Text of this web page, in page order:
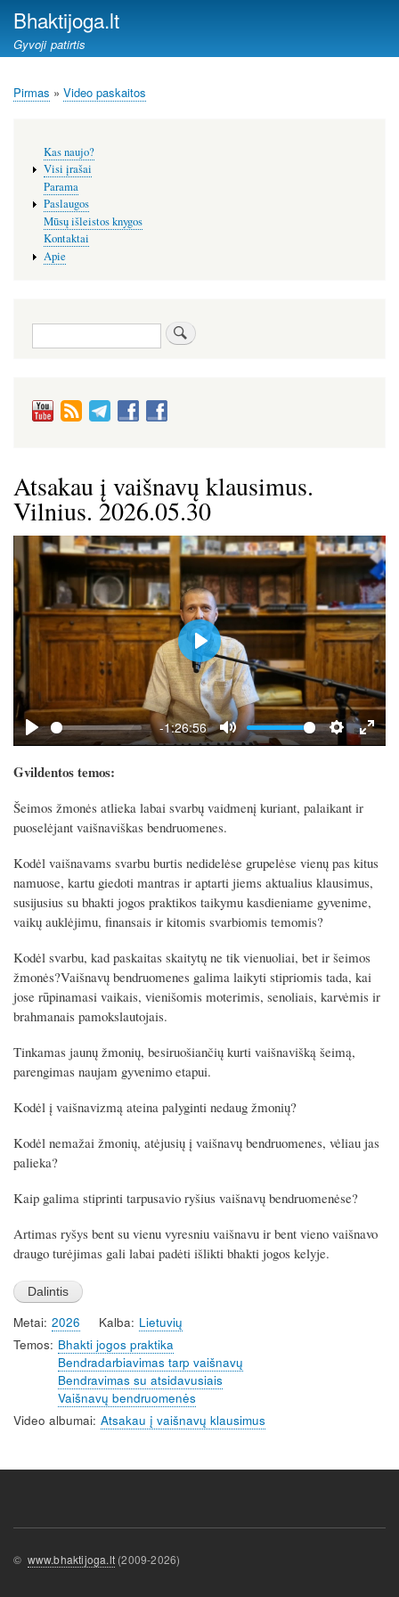
Bhaktijoga.lt
Gyvoji patirtis
Kelias
Pirmas Video paskaitos
Atsakau į vaišnavų klausimus.
Vilnius. 2026.05.30
P
l
y
-1:26:56
M
e
S
t
n
g
s
E
f
u
l
c
r
P
l
a
y
Gvildentos temos:
Šeimos žmonės atlieka labai svarbų vaidmenį kuriant, palaikant ir
puoselėjant vaišnaviškas bendruomenes.
Kodėl vaišnavams svarbu burtis nedidelėse grupelėse vienų pas kitus
namuose, kartu giedoti mantras ir aptarti jiems aktualius klausimus,
susijusius su bhakti jogos praktikos taikymu kasdieniame gyvenime,
vaikų auklėjimu, finansais ir kitomis svarbiomis temomis?
Kodėl svarbu, kad paskaitas skaitytų ne tik vienuoliai, bet ir šeimos
žmonės?Vaišnavų bendruomenes galima laikyti stipriomis tada, kai
jose rūpinamasi vaikais, vienišomis moterimis, senoliais, karvėmis ir
brahmanais pamokslautojais.
Tinkamas jaunų žmonių, besiruošiančių kurti vaišnavišką šeimą,
parengimas naujam gyvenimo etapui.
Kodėl į vaišnavizmą ateina palyginti nedaug žmonių?
Kodėl nemažai žmonių, atėjusių į vaišnavų bendruomenes, vėliau jas
palieka?
Kaip galima stiprinti tarpusavio ryšius vaišnavų bendruomenėse?
Artimas ryšys bent su vienu vyresniu vaišnavu ir bent vieno vaišnavo
draugo turėjimas gali labai padėti išlikti bhakti jogos kelyje.
Metai 2026 Kalba Lietuvių
Temos Bhakti jogos praktika
Bendradarbiavimas tarp vaišnavų
Bendravimas su atsidavusiais
Vaišnavų bendruomenės
Video albumai Atsakau į vaišnavų klausimus
meniu
Kas naujo?
Visi įrašai
Parama
Paslaugos
Mūsų išleistos knygos
Kontaktai
Apie
Paieška
© www.bhaktijoga.lt (2009-2026)